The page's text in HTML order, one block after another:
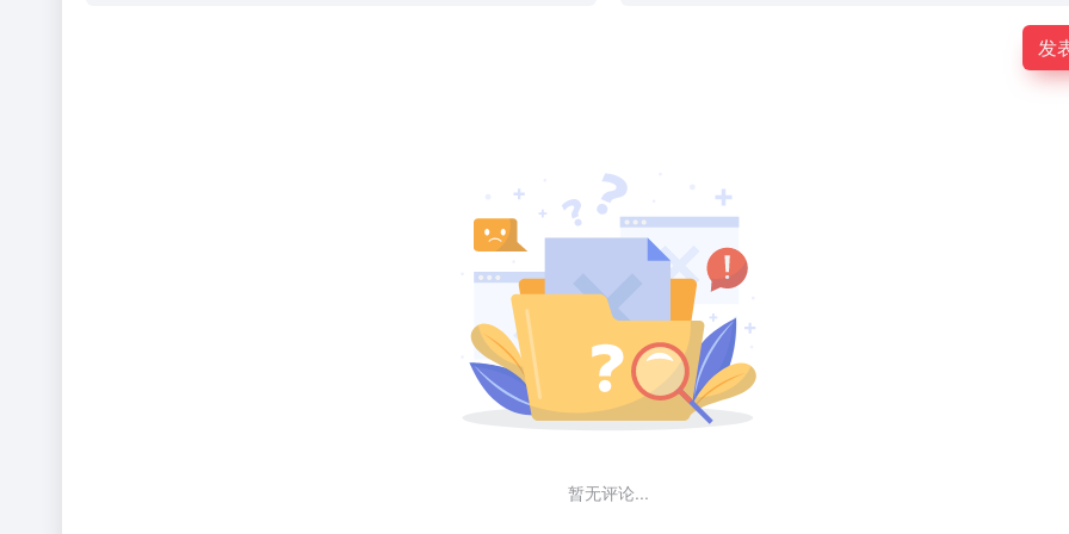
发
暂无评论...